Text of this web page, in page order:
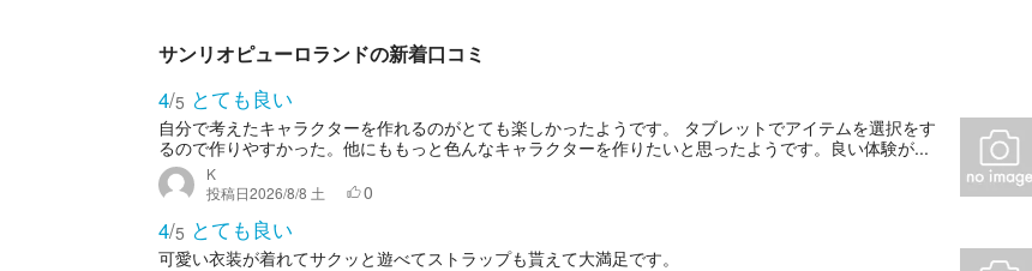
サンリオピューロランドの新着口コミ
4/5 とても良い
自分で考えたキャラクターを作れるのがとても楽しかったようです。 タブレットでアイテムを選択をす
るので作りやすかった。他にももっと色んなキャラクターを作りたいと思ったようです。良い体験が...
K
投稿日2026/8/8 土 0
4/5 とても良い
可愛い衣装が着れてサクッと遊べてストラップも貰えて大満足です。